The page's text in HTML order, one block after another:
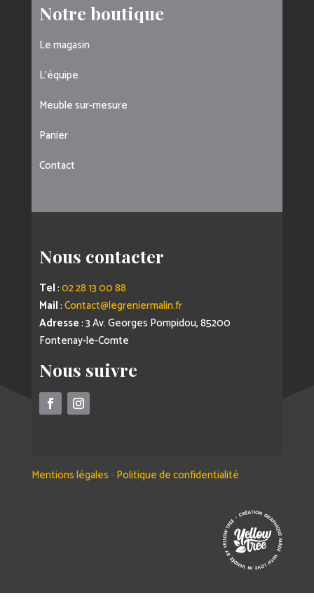
Notre boutique
Le magasin
L’équipe
Meuble sur-mesure
Panier
Contact
Nous contacter
Tel:02 28 13 00 88
Mail:Contact@legreniermalin.fr
Adresse: 3 Av. Georges Pompidou, 85200
Fontenay-le-Comte
Nous suivre
Mentions légales - Politique de confidentialité